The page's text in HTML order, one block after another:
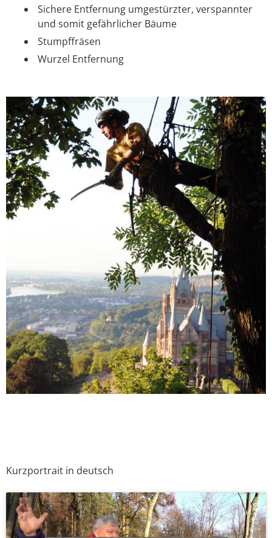
Sichere Entfernung umgestürzter, verspannter
und somit gefährlicher Bäume
Stumpffräsen
Wurzel Entfernung
Kurzportrait in deutsch